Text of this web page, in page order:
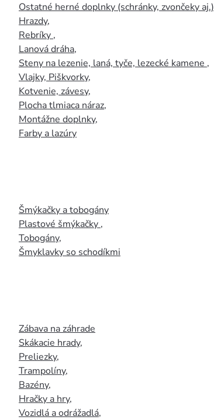
Ostatné herné doplnky (schránky, zvončeky aj.)
Hrazdy,
Rebríky ,
Lanová dráha,
Steny na lezenie, laná, tyče, lezecké kamene ,
Vlajky, Piškvorky,
Kotvenie, závesy,
Plocha tlmiaca náraz,
Montážne doplnky,
Farby a lazúry
Šmýkačky a tobogány
Plastové šmýkačky ,
Tobogány,
Šmyklavky so schodíkmi
Zábava na záhrade
Skákacie hrady,
Preliezky,
Trampolíny,
Bazény,
Hračky a hry,
Vozidlá a odrážadlá,